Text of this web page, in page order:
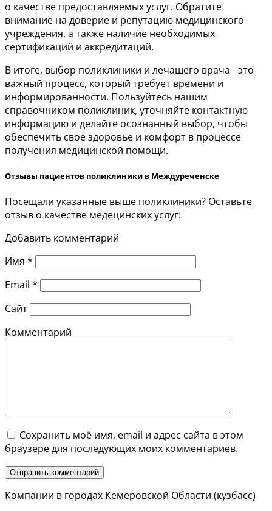
о качестве предоставляемых услуг. Обратите
внимание на доверие и репутацию медицинского
учреждения, а также наличие необходимых
сертификаций и аккредитаций.
В итоге, выбор поликлиники и лечащего врача - это
важный процесс, который требует времени и
информированности. Пользуйтесь нашим
справочником поликлиник, уточняйте контактную
информацию и делайте осознанный выбор, чтобы
обеспечить свое здоровье и комфорт в процессе
получения медицинской помощи.
Отзывы пациентов поликлиники в Междуреченске
Посещали указанные выше поликлиники? Оставьте
отзыв о качестве медецинских услуг:
Добавить комментарий
Имя *
Email *
Сайт
Комментарий
Сохранить моё имя, email и адрес сайта в этом
браузере для последующих моих комментариев.
Компании в городах Кемеровской Области (кузбасс)